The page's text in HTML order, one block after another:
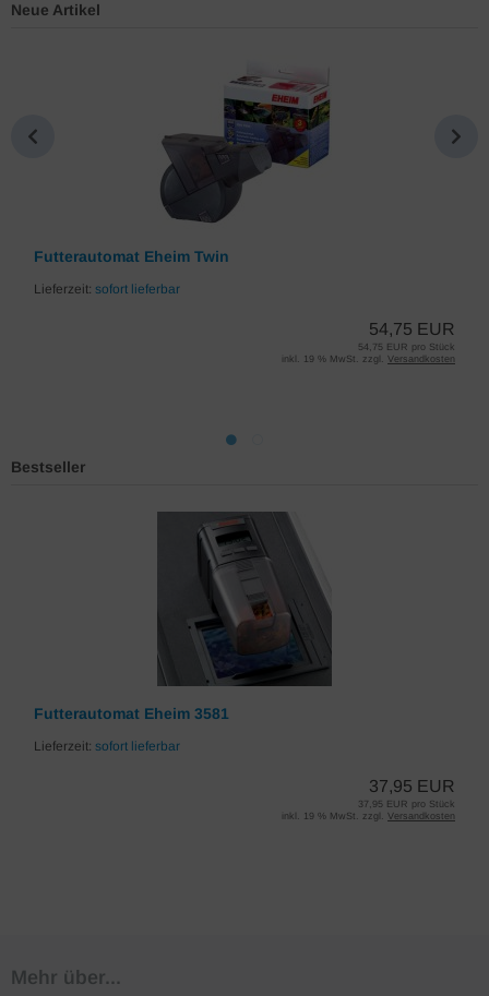
Neue Artikel
Futterautomat Eheim Twin
Lieferzeit: sofort lieferbar
54,75 EUR
54,75 EUR pro Stück
inkl. 19 % MwSt. zzgl. Versandkosten
Bestseller
Futterautomat Eheim 3581
Lieferzeit: sofort lieferbar
37,95 EUR
37,95 EUR pro Stück
inkl. 19 % MwSt. zzgl. Versandkosten
Mehr über...